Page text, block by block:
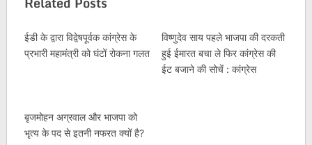
ईडी के द्वारा विद्वेषपूर्वक कांग्रेस के
प्रभारी महामंत्री को घंटों रोकना गलत
विष्णुदेव साय पहले भाजपा की दरकती
हुई ईमारत बचा ले फिर कांग्रेस की
ईट बजाने की सोचें : कांग्रेस
बृजमोहन अग्रवाल और भाजपा को
भृत्य के पद से इतनी नफरत क्यों है?